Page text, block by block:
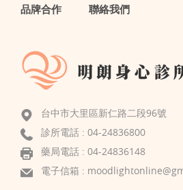
品牌合作 聯絡我們
台中市大里區新仁路二段96號
診所電話 : 04-24836800
藥局電話 : 04-24836148
電子信箱 :